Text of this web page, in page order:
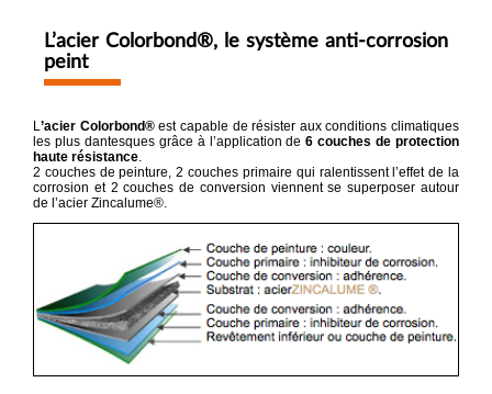
L’acier Colorbond®, le système anti-corrosion
peint
L ’acier Colorbond®est capable de résister aux conditions climatiques
les plus dantesques grâce à l’application de6 couches de protection
haute résistance
2 couches de peinture, 2 couches primaire qui ralentissent l’effet de la
corrosion et 2 couches de conversion viennent se superposer autour
de l’acier Zincalume®.